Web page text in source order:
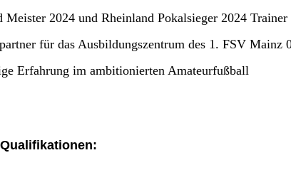
Meister 2024 und Rheinland Pokalsieger 2024 Trainer
für das Ausbildungszentrum des 1. FSV Mainz
Erfahrung im ambitionierten Amateurfußball